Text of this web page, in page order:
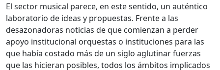
El sector musical parece, en este sentido, un auténtico
laboratorio de ideas y propuestas. Frente a las
desazonadoras noticias de que comienzan a perder
apoyo institucional orquestas o instituciones para las
que había costado más de un siglo aglutinar fuerzas
que las hicieran posibles, todos los ámbitos implicados